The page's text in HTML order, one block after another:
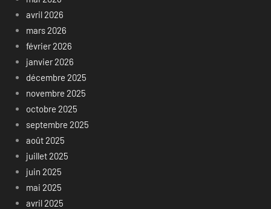
avril 2026
mars 2026
février 2026
janvier 2026
décembre 2025
novembre 2025
octobre 2025
septembre 2025
août 2025
juillet 2025
juin 2025
mai 2025
avril 2025